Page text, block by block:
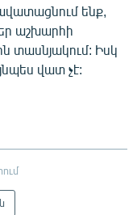
ենք,
աշխարհի
տասնյակում: Իսկ
վատ չէ: